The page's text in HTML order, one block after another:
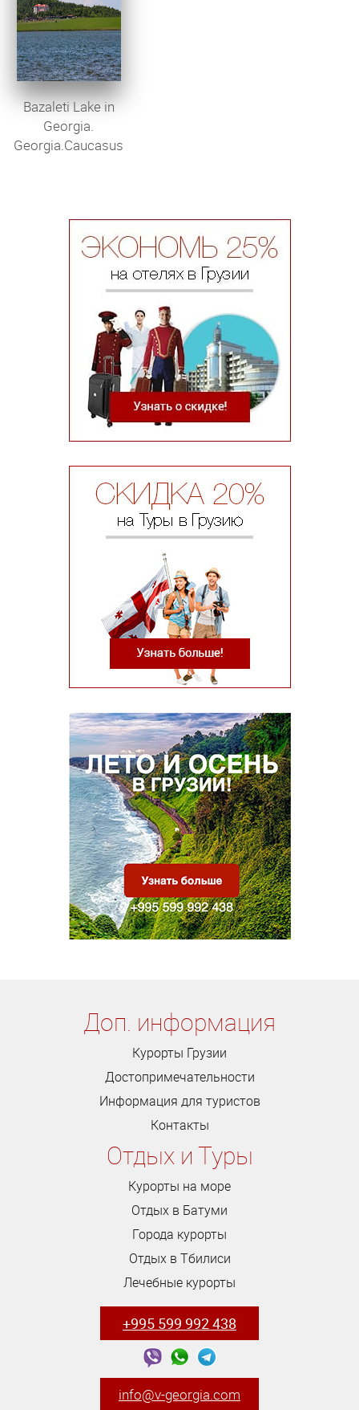
Bazaleti Lake in
Georgia.
Georgia.Caucasus
Доп. информация
Курорты Грузии
Достопримечательности
Информация для туристов
Контакты
Отдых и Туры
Курорты на море
Отдых в Батуми
Города курорты
Отдых в Тбилиси
Лечебные курорты
+995 599 992 438
info@v-georgia.com